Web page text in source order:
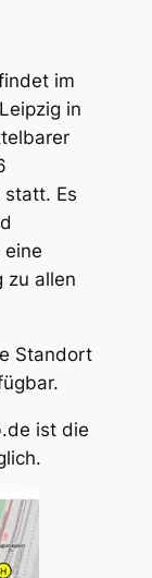
im
in
Es
eine
zu allen
Standort
ist die